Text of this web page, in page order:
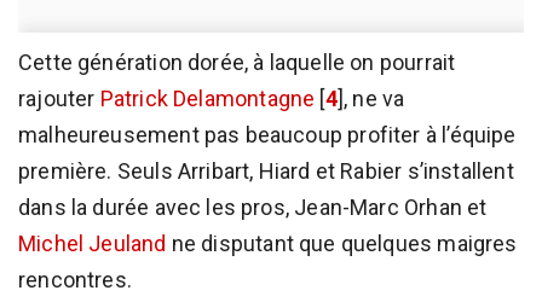
Cette génération dorée, à laquelle on pourrait
rajouter Patrick Delamontagne [4], ne va
malheureusement pas beaucoup profiter à l’équipe
première. Seuls Arribart, Hiard et Rabier s’installent
dans la durée avec les pros, Jean-Marc Orhan et
Michel Jeuland ne disputant que quelques maigres
rencontres.